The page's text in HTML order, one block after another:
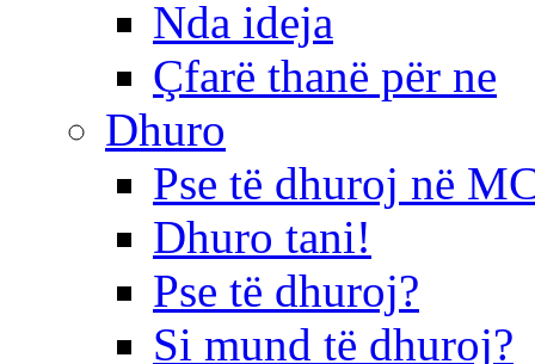
Nda ideja
Çfarë thanë për ne
Dhuro
Pse të dhuroj në
Dhuro tani!
Pse të dhuroj?
Si mund të dhuroj?